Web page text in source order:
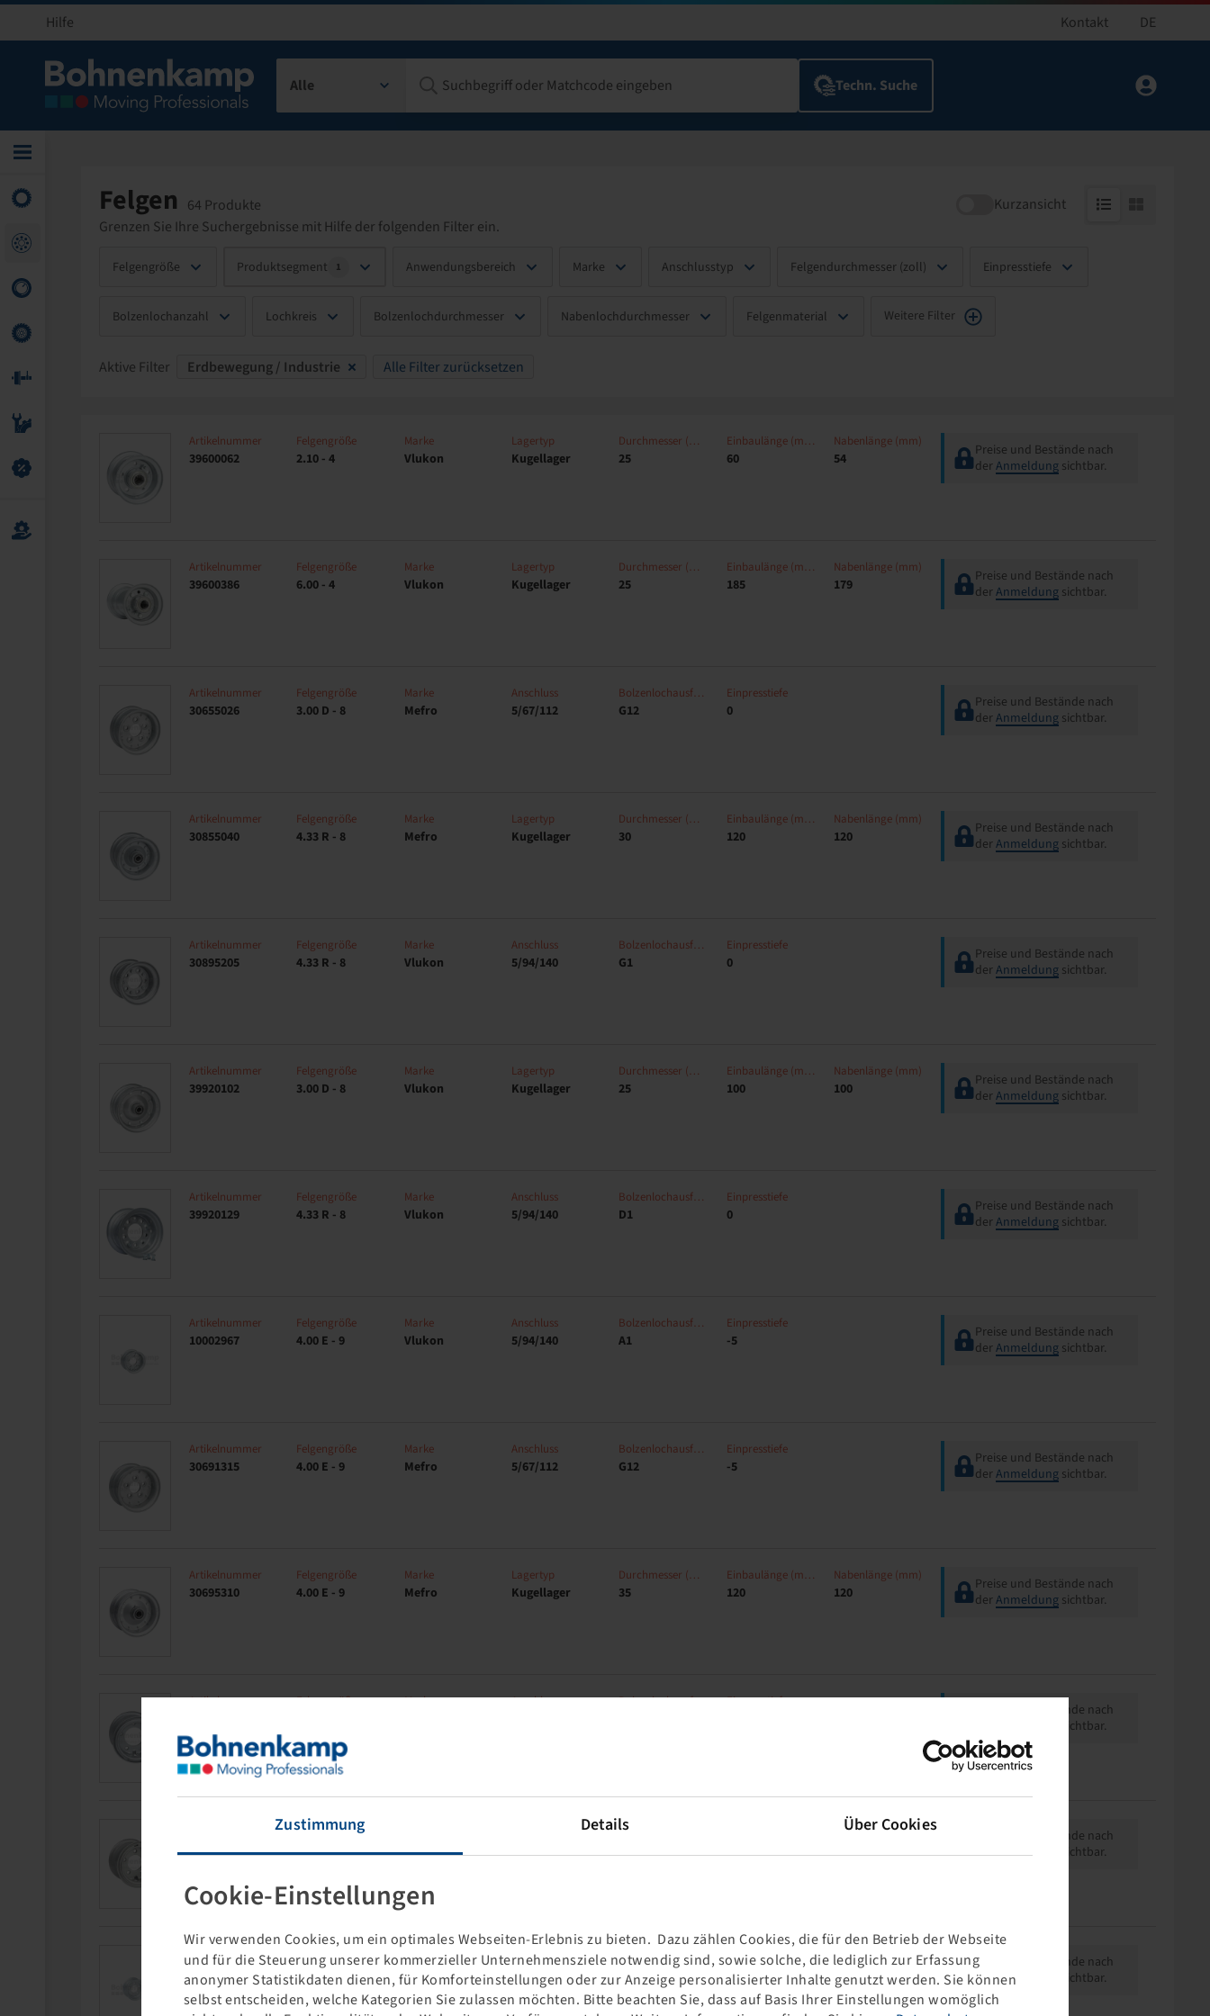
Zustimmung Details Über Cookies
Cookie-Einstellungen
Wir verwenden Cookies, um ein optimales Webseiten-Erlebnis zu bieten. Dazu zählen Cookies, die für den Betrieb der Webseite
und für die Steuerung unserer kommerzieller Unternehmensziele notwendig sind, sowie solche, die lediglich zur Erfassung
anonymer Statistikdaten dienen, für Komforteinstellungen oder zur Anzeige personalisierter Inhalte genutzt werden. Sie können
selbst entscheiden, welche Kategorien Sie zulassen möchten. Bitte beachten Sie, dass auf Basis Ihrer Einstellungen womöglich
Hilfe Kontakt DE
Alle
Kurzansicht
Felgen 64 Produkte
Grenzen Sie Ihre Suchergebnisse mit Hilfe der folgenden Filter ein.
Felgengröße Produktsegment 1 Anwendungsbereich Marke Anschlusstyp Felgendurchmesser (zoll) Einpresstiefe
Bolzenlochanzahl Lochkreis Bolzenlochdurchmesser Nabenlochdurchmesser Felgenmaterial Weitere Filter
Aktive Filter Erdbewegung / Industrie Alle Filter zurücksetzen
Artikelnummer
39600062
Felgengröße
2.10 - 4
Marke
Vlukon
Lagertyp
Kugellager
Durchmesser (mm)
25
Einbaulänge (mm)
60
Nabenlänge (mm)
54
Preise und Bestände nach
derAnmeldung sichtbar.
Artikelnummer
39600386
Felgengröße
6.00 - 4
Marke
Vlukon
Lagertyp
Kugellager
Durchmesser (mm)
25
Einbaulänge (mm)
185
Nabenlänge (mm)
179
Preise und Bestände nach
derAnmeldung sichtbar.
Artikelnummer
30655026
Felgengröße
3.00 D - 8
Marke
Mefro
Anschluss
5/67/112
Bolzenlochausführung
G12
Einpresstiefe
0
Preise und Bestände nach
derAnmeldung sichtbar.
Artikelnummer
30855040
Felgengröße
4.33 R - 8
Marke
Mefro
Lagertyp
Kugellager
Durchmesser (mm)
30
Einbaulänge (mm)
120
Nabenlänge (mm)
120
Preise und Bestände nach
derAnmeldung sichtbar.
Artikelnummer
30895205
Felgengröße
4.33 R - 8
Marke
Vlukon
Anschluss
5/94/140
Bolzenlochausführung
G1
Einpresstiefe
0
Preise und Bestände nach
derAnmeldung sichtbar.
Artikelnummer
39920102
Felgengröße
3.00 D - 8
Marke
Vlukon
Lagertyp
Kugellager
Durchmesser (mm)
25
Einbaulänge (mm)
100
Nabenlänge (mm)
100
Preise und Bestände nach
derAnmeldung sichtbar.
Artikelnummer
39920129
Felgengröße
4.33 R - 8
Marke
Vlukon
Anschluss
5/94/140
Bolzenlochausführung
D1
Einpresstiefe
0
Preise und Bestände nach
derAnmeldung sichtbar.
Artikelnummer
10002967
Felgengröße
4.00 E - 9
Marke
Vlukon
Anschluss
5/94/140
Bolzenlochausführung
A1
Einpresstiefe
-5
Preise und Bestände nach
derAnmeldung sichtbar.
Artikelnummer
30691315
Felgengröße
4.00 E - 9
Marke
Mefro
Anschluss
5/67/112
Bolzenlochausführung
G12
Einpresstiefe
-5
Preise und Bestände nach
derAnmeldung sichtbar.
Artikelnummer
30695310
Felgengröße
4.00 E - 9
Marke
Mefro
Lagertyp
Kugellager
Durchmesser (mm)
35
Einbaulänge (mm)
120
Nabenlänge (mm)
120
Preise und Bestände nach
derAnmeldung sichtbar.
Artikelnummer Felgengröße Marke Anschluss Bolzenlochausführung Einpresstiefe
Preise und Bestände nach
sichtbar.
Felgengröße
Preise und Bestände nach
derAnmeldung sichtbar.
Artikelnummer
39600350 4.00 E x 9 Vlukon
Anschluss
5/94/140
⌀ Bolzenloch (mm)
18,5
Einpresstiefe
0
Preise und Bestände nach
derAnmeldung sichtbar.